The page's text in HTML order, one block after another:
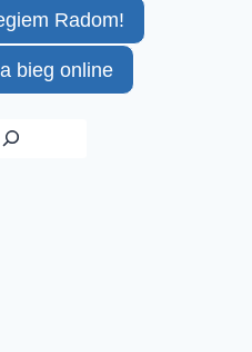
Radom!
bieg online